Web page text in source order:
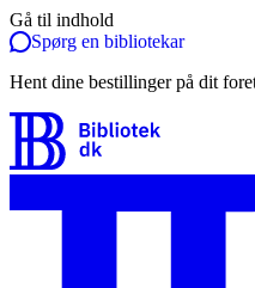
Gå til indhold
Spørg en bibliotekar
Hent dine bestillinger på dit